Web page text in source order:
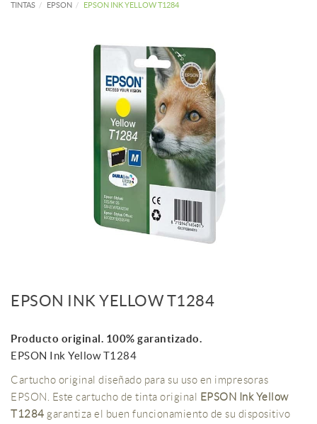
TINTAS EPSON EPSON INK YELLOW T1284
EPSON INK YELLOW T1284
Producto original. 100% garantizado.
EPSON Ink Yellow T1284
Cartucho original diseñado para su uso en impresoras
EPSON. Este cartucho de tinta original EPSON Ink Yellow
T1284 garantiza el buen funcionamiento de su dispositivo